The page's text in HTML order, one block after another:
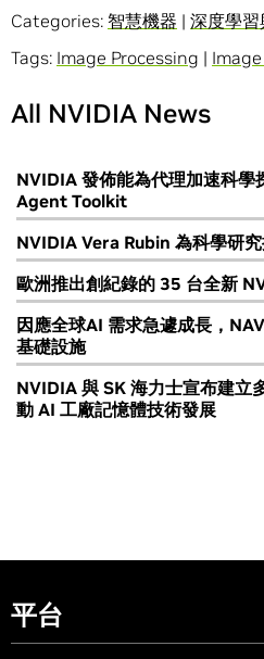
Categories: 智慧機器 | 深度學
Tags: Image Processing |
All NVIDIA News
NVIDIA 發佈能為代理加速科學
Agent Toolkit
NVIDIA Vera Rubin 為科學研
歐洲推出創紀錄的 35 台全新
因應全球AI 需求急遽成長，
基礎設施
NVIDIA 與 SK 海力士宣布建立
動 AI 工廠記憶體技術發展
平台